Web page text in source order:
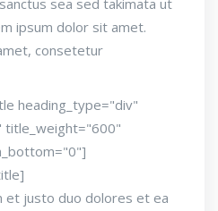
sea sed takimata ut
ipsum dolor sit amet.
consetetur
heading_type="div"
title_weight="600"
et justo duo dolores et ea